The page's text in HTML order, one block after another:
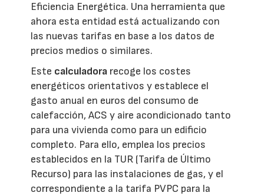
Eficiencia Energética. Una herramienta que
ahora esta entidad está actualizando con
las nuevas tarifas en base a los datos de
precios medios o similares.
Este calculadora recoge los costes
energéticos orientativos y establece el
gasto anual en euros del consumo de
calefacción, ACS y aire acondicionado tanto
para una vivienda como para un edificio
completo. Para ello, emplea los precios
establecidos en la TUR (Tarifa de Último
Recurso) para las instalaciones de gas, y el
correspondiente a la tarifa PVPC para la